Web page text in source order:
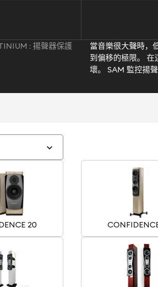
: 揚聲器保護
當音樂很大聲時，
到偏移的極限。
壞。 SAM 監控揚
20